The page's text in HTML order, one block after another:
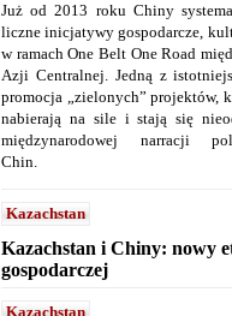
Już od 2013 roku Chiny
liczne inicjatywy gospodarcze,
w ramach One Belt One Road
Azji Centralnej. Jedną z
promocja „zielonych” projektów,
nabierają na sile i stają się
międzynarodowej narracji
Chin.
Kazachstan
Kazachstan i Chiny: nowy
gospodarczej
Kazachstan